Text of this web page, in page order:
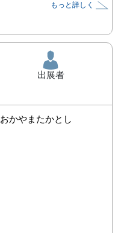
もっと詳しく
出展者
おかやまたかとし